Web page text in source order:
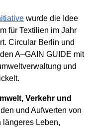
wurde die Idee
für Textilien im Jahr
Circular Berlin und
A–GAIN GUIDE mit
und
Verkehr und
und Aufwerten von
längeres Leben,